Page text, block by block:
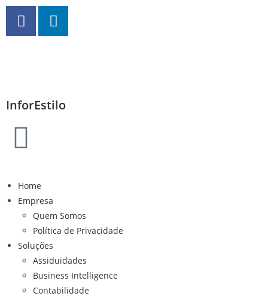
InforEstilo
Home
Empresa
Quem Somos
Política de Privacidade
Soluções
Assiduidades
Business Intelligence
Contabilidade